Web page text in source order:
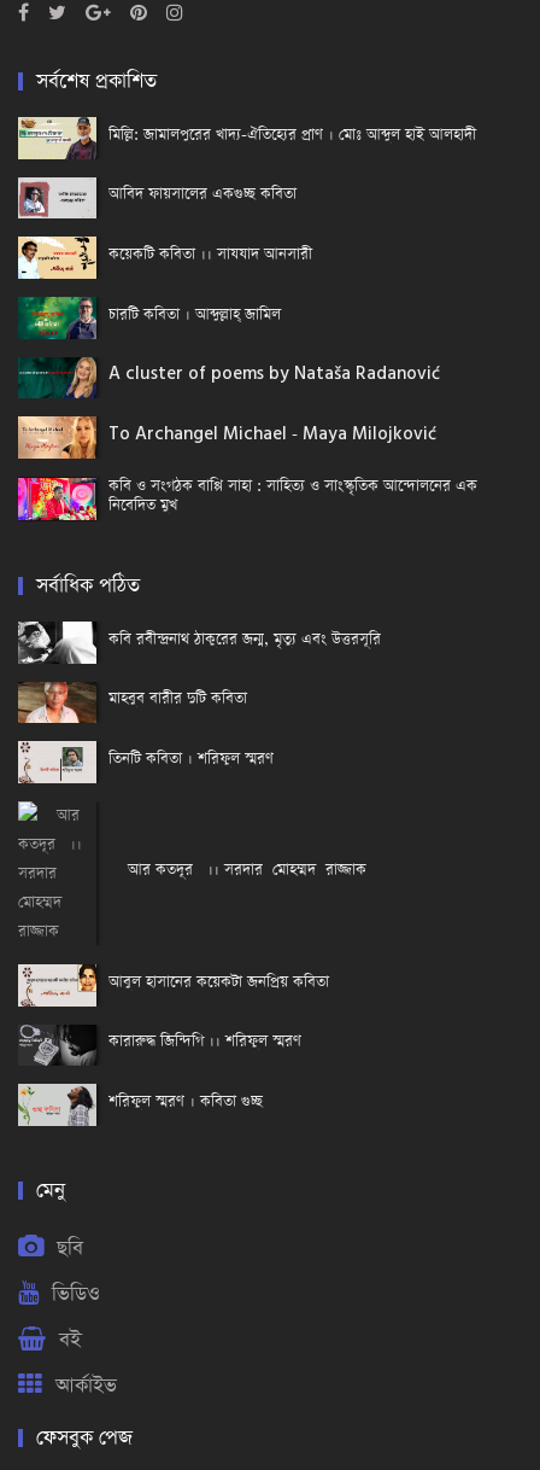
সর্বশেষ প্রকাশিত
মিল্লি: জামালপুরের খাদ্য-ঐতিহ্যের প্রাণ । মোঃ আব্দুল হাই আলহাদী
আবিদ ফায়সালের একগুচ্ছ কবিতা
কয়েকটি কবিতা ।। সাযযাদ আনসারী
চারটি কবিতা । আব্দুল্লাহ্ জামিল
A cluster of poems by Nataša Radanović
To Archangel Michael - Maya Milojković
কবি ও সংগঠক বাপ্পি সাহা : সাহিত্য ও সাংস্কৃতিক আন্দোলনের এক
নিবেদিত মুখ
সর্বাধিক পঠিত
কবি রবীন্দ্রনাথ ঠাকুরের জন্ম, মৃত্যু এবং উত্তরসূরি
মাহবুব বারীর দুটি কবিতা
তিনটি কবিতা । শরিফুল স্মরণ
আর কতদূর ।। সরদার মোহম্মদ রাজ্জাক
আবুল হাসানের কয়েকটা জনপ্রিয় কবিতা
কারারুদ্ধ জিন্দিগি ।। শরিফুল স্মরণ
শরিফুল স্মরণ । কবিতা গুচ্ছ
মেনু
ছবি
ভিডিও
বই
আর্কাইভ
ফেসবুক পেজ